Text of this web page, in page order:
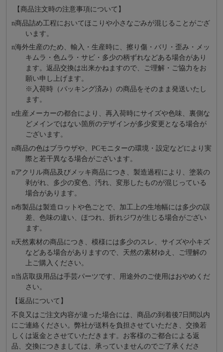
【商品注文時の注意事項について】
n商品詰め⼯程においてほこりや⼩さなごみが混じることがござ
います。
n海外⽣産のため、輸⼊・⽣産時に、擦り傷・バリ・歪み・メッ
キムラ・色ムラ・サビ・多少の柄ずれなどある場合があり
ます。返品交換は出来かねますので、ご理解・ご協⼒をお
願い申し上げます。
※⼊荷時（パッキング済み）の商品をそのまま発送いたし
ます。
n⽣産メーカーの都合により、再⼊荷時にサイズや⾊味、裏側な
どメインではない箇所のデザインが多少変更となる場合が
ございます。
n商品の⾊はブラウザや、 PCモニターの環境・設定などにより実
際と若⼲異なる場合がございます。
nアクリル商品及びメッキ商品につき、製造過程により、塗装の
剥がれ、多少の変色、汚れ、変形したものが混じっている
場合があります。
n布製品は製造ロットや色ごとで、加工上の生地幅には多少の誤
差、色味の違い、ほつれ、折れジワが生じる場合がござい
ます。
n天然素材の商品につき、模様には多少のスレ、サイズや小キズ
などある場合がありますので、天然の素材ゆえ、ご理解の
上ご購入ください。
n当店取扱用品は⼿芸パーツです、⽤途外のご使⽤はおやめくだ
さい。
【返品について】
不良又はご注文内容が違った場合には、商品の到着後7日間以内
にご連絡ください。弊社が送料を負担させていただき、交換若
しくは返金とさせていただきます。お客様のご都合による返
品、交換につきましては、承っていませんのでご了承くださ